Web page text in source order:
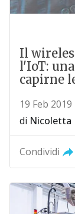
Il
l'IoT:
capirne
19 Feb 2019
di Nicoletta
Condividi